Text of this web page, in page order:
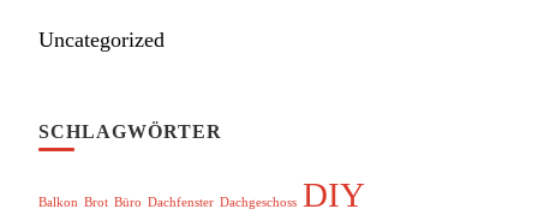
Uncategorized
SCHLAGWÖRTER
Balkon Brot Büro Dachfenster Dachgeschoss DIY